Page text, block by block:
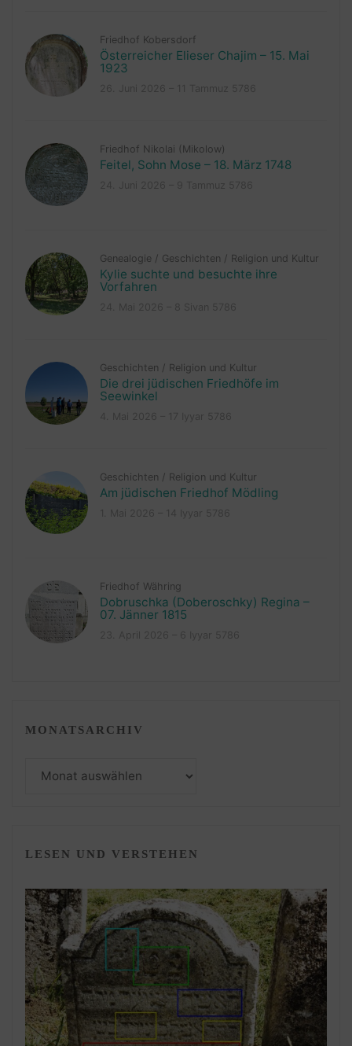
Friedhof Kobersdorf
Österreicher Elieser Chajim – 15. Mai
1923
Friedhof Nikolai (Mikolow)
Feitel, Sohn Mose – 18. März 1748
Genealogie / Geschichten / Religion und Kultur
Kylie suchte und besuchte ihre
Vorfahren
Geschichten / Religion und Kultur
Die drei jüdischen Friedhöfe im
Seewinkel
Geschichten / Religion und Kultur
Am jüdischen Friedhof Mödling
Friedhof Währing
Dobruschka (Doberoschky) Regina –
07. Jänner 1815
MONATSARCHIV
Monatsarchiv
LESEN UND VERSTEHEN